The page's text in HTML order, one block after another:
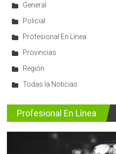
General
Policial
Profesional En Línea
Provincias
Región
Todas la Noticias
Profesional En Línea